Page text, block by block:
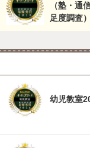
（塾・通
足度調査）
幼児教室